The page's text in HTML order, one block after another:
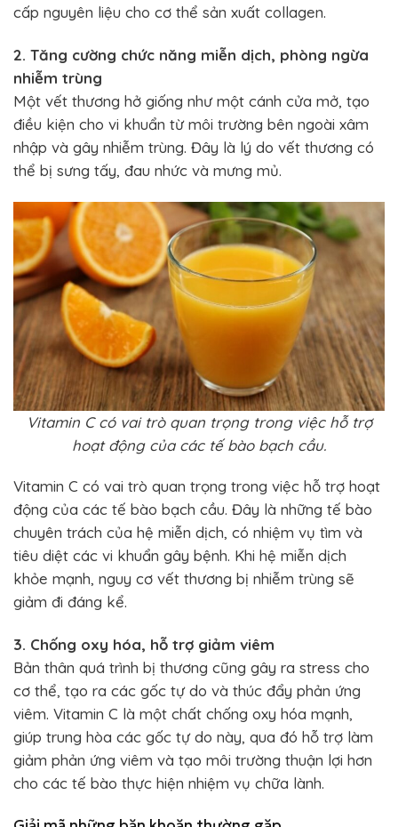
cấp nguyên liệu cho cơ thể sản xuất collagen.
2. Tăng cường chức năng miễn dịch, phòng ngừa
nhiễm trùng
Một vết thương hở giống như một cánh cửa mở, tạo
điều kiện cho vi khuẩn từ môi trường bên ngoài xâm
nhập và gây nhiễm trùng. Đây là lý do vết thương có
thể bị sưng tấy, đau nhức và mưng mủ.
Vitamin C có vai trò quan trọng trong việc hỗ trợ
hoạt động của các tế bào bạch cầu.
Vitamin C có vai trò quan trọng trong việc hỗ trợ hoạt
động của các tế bào bạch cầu. Đây là những tế bào
chuyên trách của hệ miễn dịch, có nhiệm vụ tìm và
tiêu diệt các vi khuẩn gây bệnh. Khi hệ miễn dịch
khỏe mạnh, nguy cơ vết thương bị nhiễm trùng sẽ
giảm đi đáng kể.
3. Chống oxy hóa, hỗ trợ giảm viêm
Bản thân quá trình bị thương cũng gây ra stress cho
cơ thể, tạo ra các gốc tự do và thúc đẩy phản ứng
viêm. Vitamin C là một chất chống oxy hóa mạnh,
giúp trung hòa các gốc tự do này, qua đó hỗ trợ làm
giảm phản ứng viêm và tạo môi trường thuận lợi hơn
cho các tế bào thực hiện nhiệm vụ chữa lành.